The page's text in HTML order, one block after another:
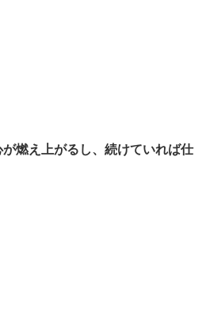
燃え上がるし、続けていれば仕